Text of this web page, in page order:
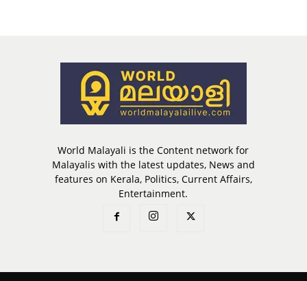
World Malayali is the Content network for
Malayalis with the latest updates, News and
features on Kerala, Politics, Current Affairs,
Entertainment.